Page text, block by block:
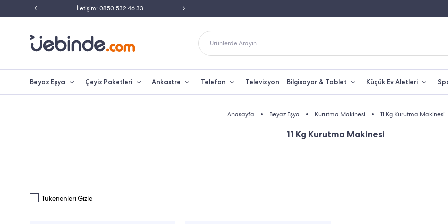
İletişim: 0850 532 46 33
Ürünlerde Arayın...
Beyaz Eşya Çeyiz Paketleri Ankastre Telefon Televizyon Bilgisayar & Tablet Küçük Ev Aletleri
Anasayfa Beyaz Eşya Kurutma Makinesi 11 Kg Kurutma Makinesi
11 Kg Kurutma Makinesi
Tükenenleri Gizle